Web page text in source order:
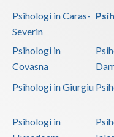
Psihologi in Caras-
Severin
Psihologi in
Covasna
Psihologi in Giurgiu
Psihologi in